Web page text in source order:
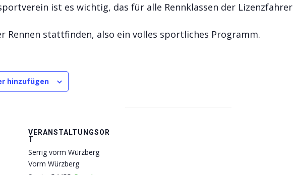
ist es wichtig, das für alle Rennklassen der Lizenzfahrer
Rennen stattfinden, also ein volles sportliches Programm.
hinzufügen
VERANSTALTUNGSOR
T
Serrig vorm Würzberg
Vorm Würzberg